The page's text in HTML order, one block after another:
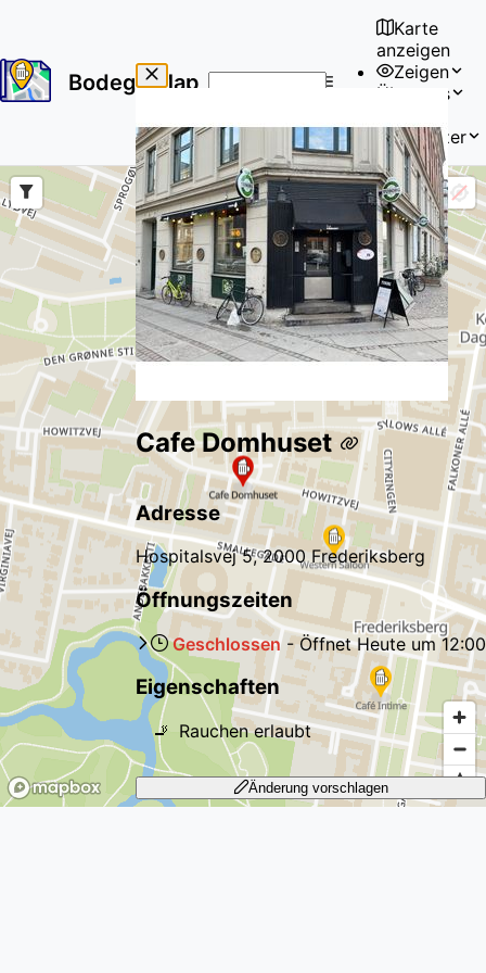
Bodega Map
results
found
Karte
anzeigen
Zeigen
Über uns
Benutzer
Cafe Domhuset
Adresse
Hospitalsvej 5, 2000 Frederiksberg
Öffnungszeiten
Geschlossen-Öffnet Heute um12:00
Eigenschaften
🚬 Rauchen erlaubt
Änderung vorschlagen